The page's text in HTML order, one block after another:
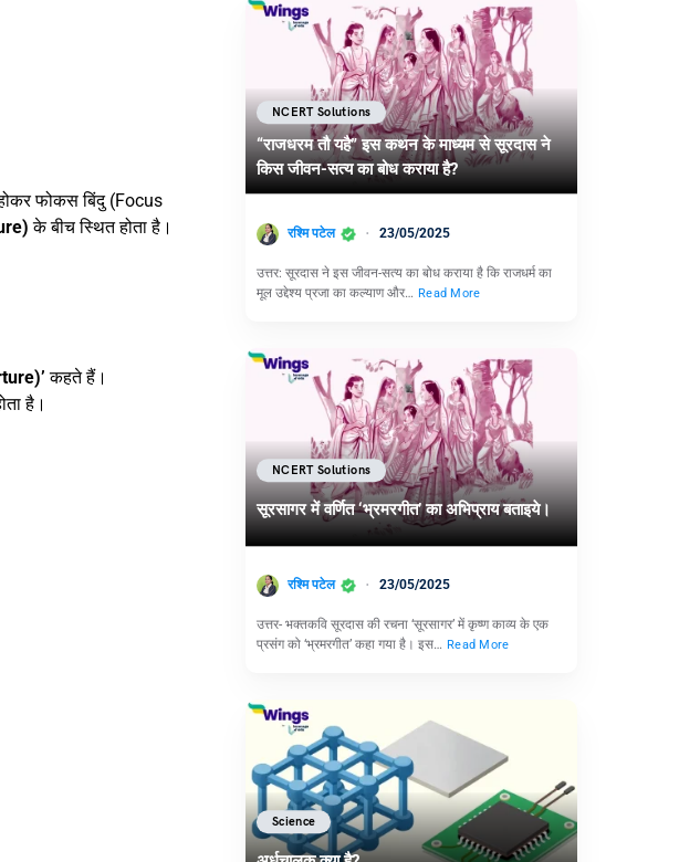
होकर फोकस बिंदु (Focus
के बीच स्थित होता है।
कहते हैं।
है।
NCERT Solutions
“राजधरम तौ यहै” इस कथन के माध्यम से सूरदास ने
किस जीवन-सत्य का बोध कराया है?
रश्मि पटेल 23/05/2025
उत्तर: सूरदास ने इस जीवन-सत्य का बोध कराया है कि राजधर्म का
मूल उद्देश्य प्रजा का कल्याण और… Read More
NCERT Solutions
सूरसागर में वर्णित ‘भ्रमरगीत’ का अभिप्राय बताइये।
रश्मि पटेल 23/05/2025
उत्तर- भक्तकवि सूरदास की रचना ‘सूरसागर’ में कृष्ण काव्य के एक
प्रसंग को ‘भ्रमरगीत’ कहा गया है। इस… Read More
Science